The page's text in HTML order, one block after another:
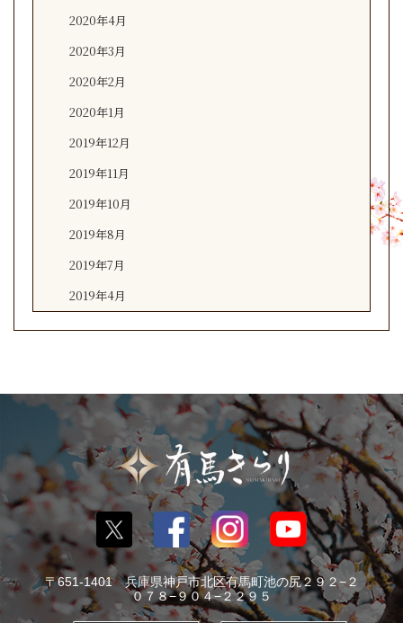
2020年4月
2020年3月
2020年2月
2020年1月
2019年12月
2019年11月
2019年10月
2019年8月
2019年7月
2019年4月
〒651-1401 兵庫県神戸市北区有馬町池の尻２９２−２
０７８−９０４−２２９５